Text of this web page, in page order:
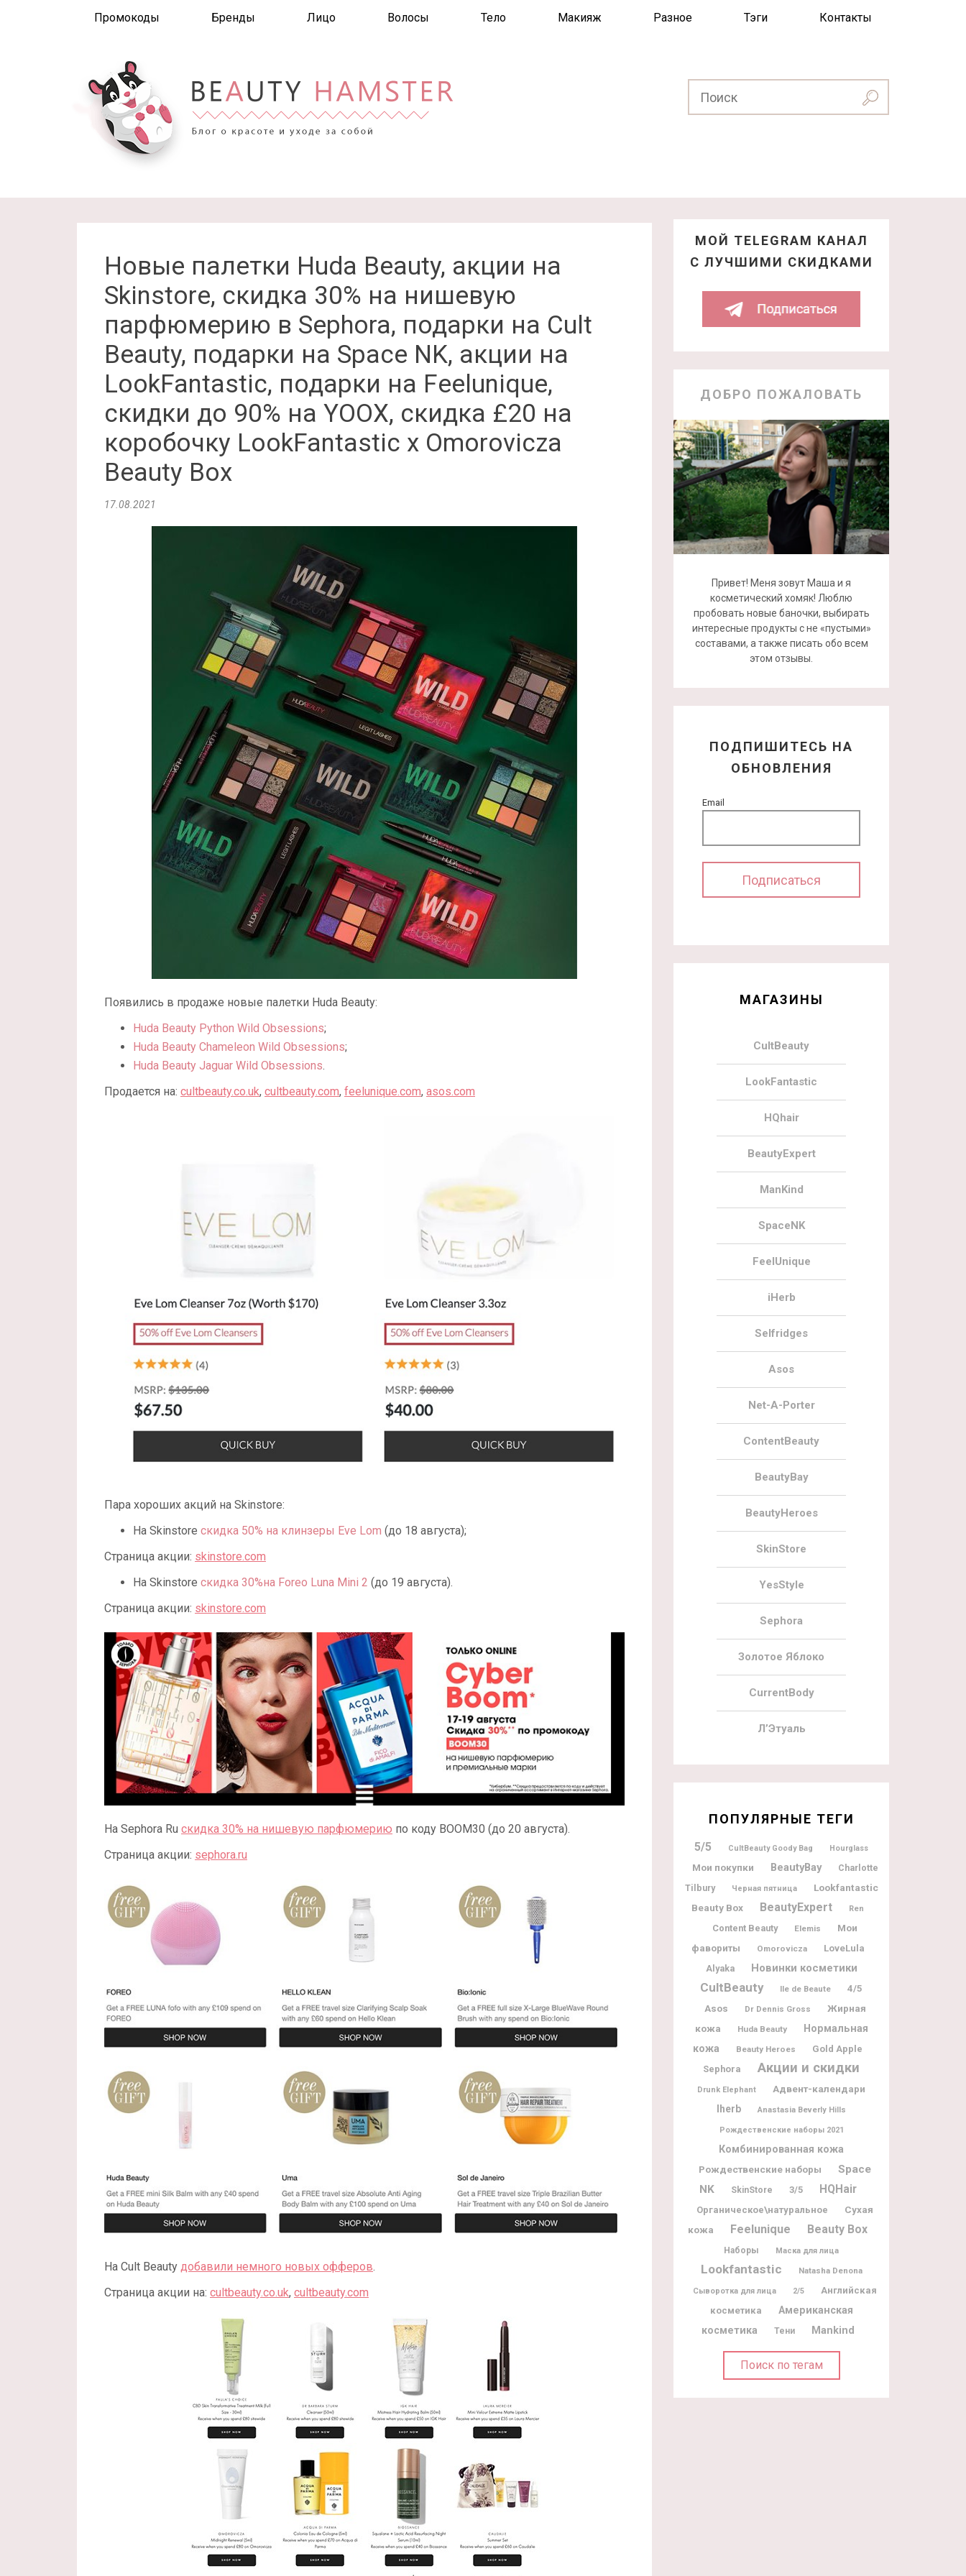
Промокоды Бренды Лицо Волосы Тело Макияж Разное Тэги Контакты
Новые палетки Huda Beauty, акции на
Skinstore, скидка 30% на нишевую
парфюмерию в Sephora, подарки на Cult
Beauty, подарки на Space NK, акции на
LookFantastic, подарки на Feelunique,
скидки до 90% на YOOX, скидка £20 на
коробочку LookFantastic x Omorovicza
Beauty Box
17.08.2021
Появились в продаже новые палетки Huda Beauty:
Huda Beauty Python Wild Obsessions;
Huda Beauty Chameleon Wild Obsessions;
Huda Beauty Jaguar Wild Obsessions.
Продается на: cultbeauty.co.uk, cultbeauty.com, feelunique.com, asos.com
Пара хороших акций на Skinstore:
На Skinstore скидка 50% на клинзеры Eve Lom (до 18 августа);
Страница акции: skinstore.com
На Skinstore скидка 30%на Foreo Luna Mini 2 (до 19 августа).
Страница акции: skinstore.com
На Sephora Ru скидка 30% на нишевую парфюмерию по коду BOOM30 (до 20 августа).
Страница акции: sephora.ru
На Cult Beauty добавили немного новых офферов.
Страница акции на: cultbeauty.co.uk, cultbeauty.com
МОЙ TELEGRAM КАНАЛ
С ЛУЧШИМИ СКИДКАМИ
ДОБРО ПОЖАЛОВАТЬ
Привет! Меня зовут Маша и я
косметический хомяк! Люблю
пробовать новые баночки, выбирать
интересные продукты с не «пустыми»
составами, а также писать обо всем
этом отзывы.
ПОДПИШИТЕСЬ НА
ОБНОВЛЕНИЯ
Email
МАГАЗИНЫ
CultBeauty
LookFantastic
HQhair
BeautyExpert
ManKind
SpaceNK
FeelUnique
iHerb
Selfridges
Asos
Net-A-Porter
ContentBeauty
BeautyBay
BeautyHeroes
SkinStore
YesStyle
Sephora
Золотое Яблоко
CurrentBody
Л’Этуаль
ПОПУЛЯРНЫЕ ТЕГИ
5/5 CultBeauty Goody Bag Hourglass
Мои покупки BeautyBay
Charlotte
Tilbury
Черная пятница
Lookfantastic
Beauty Box
BeautyExpert Ren
Content Beauty Elemis
Мои
фавориты
Omorovicza
LoveLula
Alyaka
Новинки косметики
CultBeauty Ile de Beaute
4/5
Asos
Dr Dennis Gross
Жирная
кожа
Huda Beauty
Нормальная
кожа
Beauty Heroes
Gold Apple
Sephora
Акции и скидки
Drunk Elephant
Адвент-календари
Iherb
Anastasia Beverly Hills
Рождественские наборы 2021
Комбинированная кожа
Рождественские наборы
Space
NK
SkinStore 3/5 HQHair
Органическое\натуральное
Сухая
кожа
Feelunique Beauty Box
Наборы Маска для лица
Lookfantastic Natasha Denona
Сыворотка для лица 2/5
Английская
косметика
Американская
косметика
Тени Mankind
Поиск по тегам